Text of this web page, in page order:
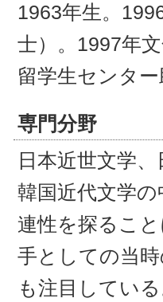
1963年生。
士）。1997年
留学生センタ
専門分野
日本近世文学
韓国近代文学
連性を探るこ
手としての当
も注目してい